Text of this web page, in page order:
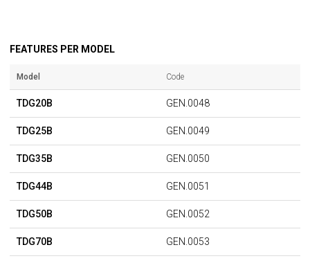
FEATURES PER MODEL
Model Code
TDG20B GEN.0048
TDG25B GEN.0049
TDG35B GEN.0050
TDG44B GEN.0051
TDG50B GEN.0052
TDG70B GEN.0053